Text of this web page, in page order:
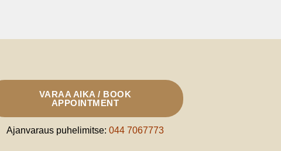
VARAA AIKA / BOOK
APPOINTMENT
Ajanvaraus puhelimitse: 044 7067773